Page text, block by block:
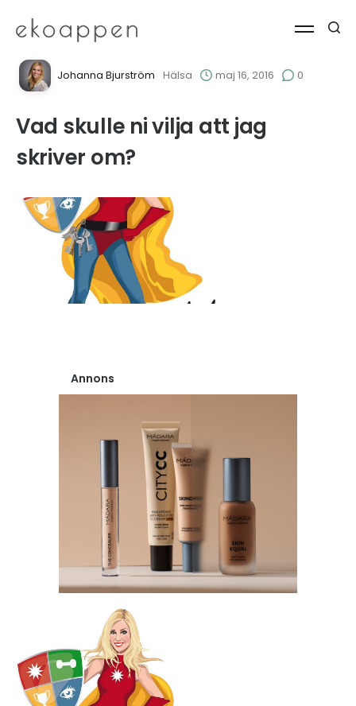
Johanna Bjurström Hälsa maj 16, 2016 0
Vad skulle ni vilja att jag
skriver om?
Annons